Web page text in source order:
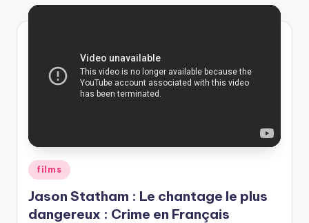
Posted
in
films
Jason Statham : Le chantage le plus
dangereux : Crime en Français